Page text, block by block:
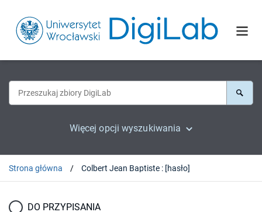
Więcej opcji wyszukiwania
Strona główna Colbert Jean Baptiste : [hasło]
DO PRZYPISANIA